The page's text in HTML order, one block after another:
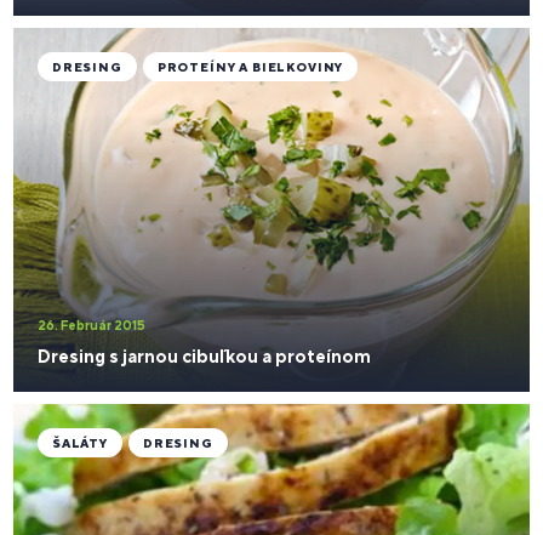
26. Február 2015
Dresing s jarnou cibuľkou a proteínom
DRESING PROTEÍNY A BIELKOVINY
ŠALÁTY DRESING